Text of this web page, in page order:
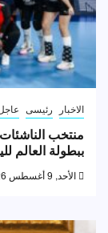
الاخبار رئيسى
منتخب
ببطولة العالم
الأحد, 9 أغسطس 2026, 9:49 ص